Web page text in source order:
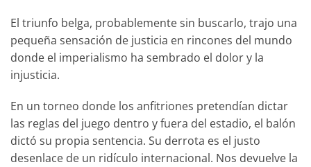
El triunfo belga, probablemente sin buscarlo, trajo una
pequeña sensación de justicia en rincones del mundo
donde el imperialismo ha sembrado el dolor y la
injusticia.
En un torneo donde los anfitriones pretendían dictar
las reglas del juego dentro y fuera del estadio, el balón
dictó su propia sentencia. Su derrota es el justo
desenlace de un ridículo internacional. Nos devuelve la